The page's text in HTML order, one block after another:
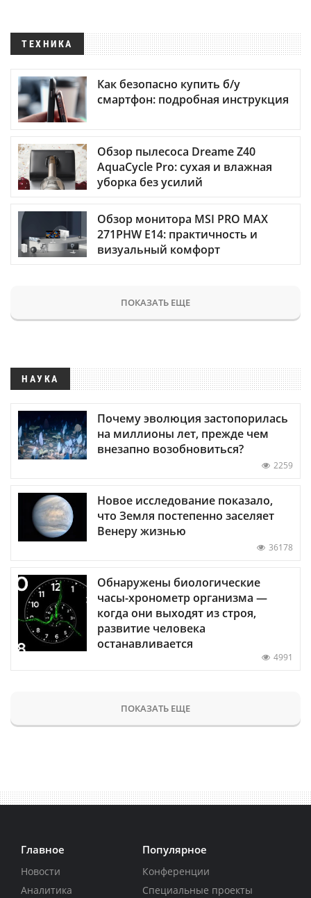
ТЕХНИКА
Как безопасно купить б/у
смартфон: подробная инструкция
Обзор пылесоса Dreame Z40
AquaCycle Pro: сухая и влажная
уборка без усилий
Обзор монитора MSI PRO MAX
271PHW E14: практичность и
визуальный комфорт
ПОКАЗАТЬ ЕЩЕ
НАУКА
Почему эволюция застопорилась
на миллионы лет, прежде чем
внезапно возобновиться?
2259
Новое исследование показало,
что Земля постепенно заселяет
Венеру жизнью
36178
Обнаружены биологические
часы-хронометр организма —
когда они выходят из строя,
развитие человека
останавливается
4991
ПОКАЗАТЬ ЕЩЕ
Главное
Новости
Аналитика
Популярное
Конференции
Специальные проекты